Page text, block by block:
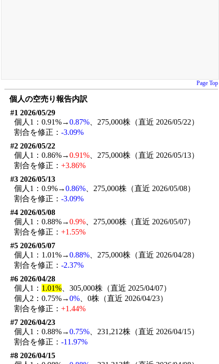
Page Top
個人の空売り報告内訳
#1 2026/05/29
個人1：0.91%→0.87% 、275,000株（直近 2026/05/22）
割合を修正：-3.09%
#2 2026/05/22
個人1：0.86%→0.91% 、275,000株（直近 2026/05/13）
割合を修正：+3.86%
#3 2026/05/13
個人1：0.9%→0.86% 、275,000株（直近 2026/05/08）
割合を修正：-3.09%
#4 2026/05/08
個人1：0.88%→0.9% 、275,000株（直近 2026/05/07）
割合を修正：+1.55%
#5 2026/05/07
個人1：1.01%→0.88% 、275,000株（直近 2026/04/28）
割合を修正：-2.37%
#6 2026/04/28
個人1： 1.01% 、305,000株（直近 2025/04/07）
個人2：0.75%→0% 、0株（直近 2026/04/23）
割合を修正：+1.44%
#7 2026/04/23
個人1：0.88%→0.75% 、231,212株（直近 2026/04/15）
割合を修正：-11.97%
#8 2026/04/15